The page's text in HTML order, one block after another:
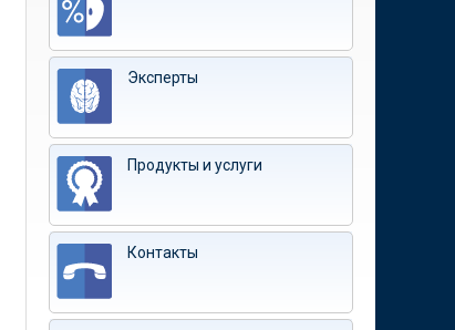
Эксперты
Продукты и услуги
Контакты